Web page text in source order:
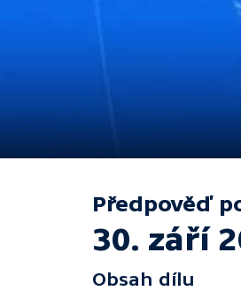
Předpověď
30. září
Obsah dílu